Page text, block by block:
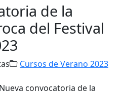
de la
del Festival
Cursos de Verano 2023